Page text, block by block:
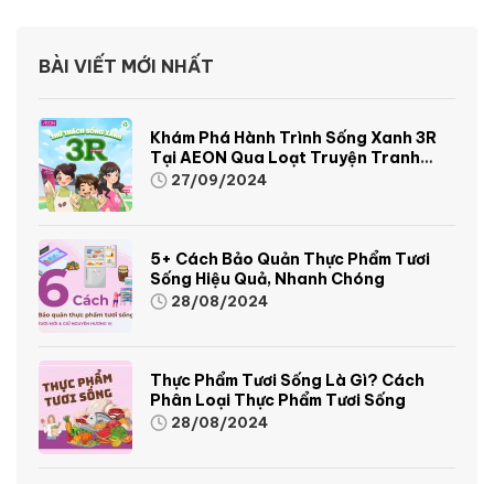
BÀI VIẾT MỚI NHẤT
Khám Phá Hành Trình Sống Xanh 3R
Tại AEON Qua Loạt Truyện Tranh
Sinh Động Và Thú Vị
27/09/2024
5+ Cách Bảo Quản Thực Phẩm Tươi
Sống Hiệu Quả, Nhanh Chóng
28/08/2024
Thực Phẩm Tươi Sống Là Gì? Cách
Phân Loại Thực Phẩm Tươi Sống
28/08/2024